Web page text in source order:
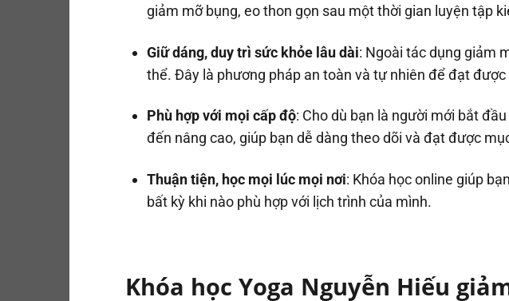
giảm mỡ bụng, eo thon gọn sau một thời gian luyện tập
Giữ dáng, duy trì sức khỏe lâu dài: Ngoài tác dụng giảm
thể. Đây là phương pháp an toàn và tự nhiên để đạt
Phù hợp với mọi cấp độ: Cho dù bạn là người mới bắt
đến nâng cao, giúp bạn dễ dàng theo dõi và đạt được
Thuận tiện, học mọi lúc mọi nơi: Khóa học online giúp
bất kỳ khi nào phù hợp với lịch trình của mình.
Khóa học Yoga Nguyễn Hiếu